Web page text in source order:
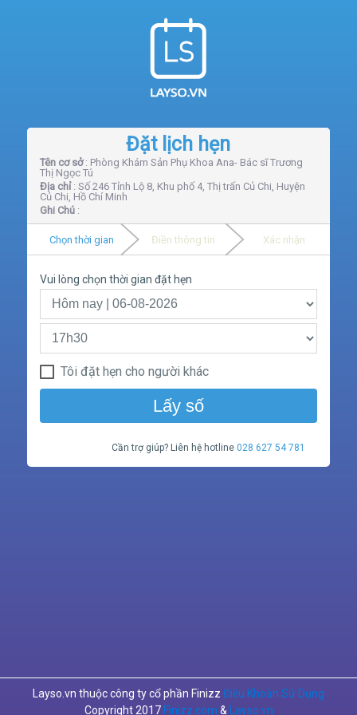
Đặt lịch hẹn
Tên cơ sở: Phòng Khám Sản Phụ Khoa Ana- Bác sĩ Trương
Thị Ngọc Tú
Địa chỉ: Số 246 Tỉnh Lộ 8, Khu phố 4, Thị trấn Củ Chi, Huyện
Củ Chi, Hồ Chí Minh
Ghi Chú:
Chọn thời gian Điền thông tin Xác nhận
Vui lòng chọn thời gian đặt hẹn
Tôi đặt hẹn cho người khác
Lấy số
Cần trợ giúp? Liên hệ hotline028 627 54 781
Layso.vn thuộc công ty cổ phần Finizz Điều Khoản Sử Dụng
Copyright 2017 Finizz.com & Layso.vn